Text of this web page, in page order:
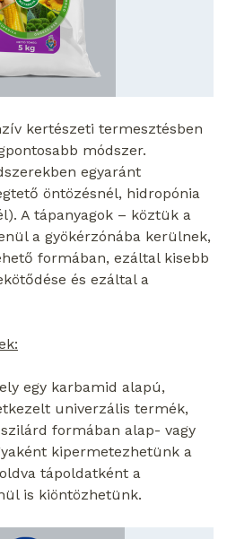
kertészeti termesztésben
módszer.
egyaránt
öntözésnél, hidropónia
A tápanyagok – köztük a
a gyökérzónába kerülnek,
formában, ezáltal kisebb
és ezáltal a
egy karbamid alapú,
univerzális termék,
formában alap- vagy
kipermetezhetünk a
tápoldatként a
is kiöntözhetünk.